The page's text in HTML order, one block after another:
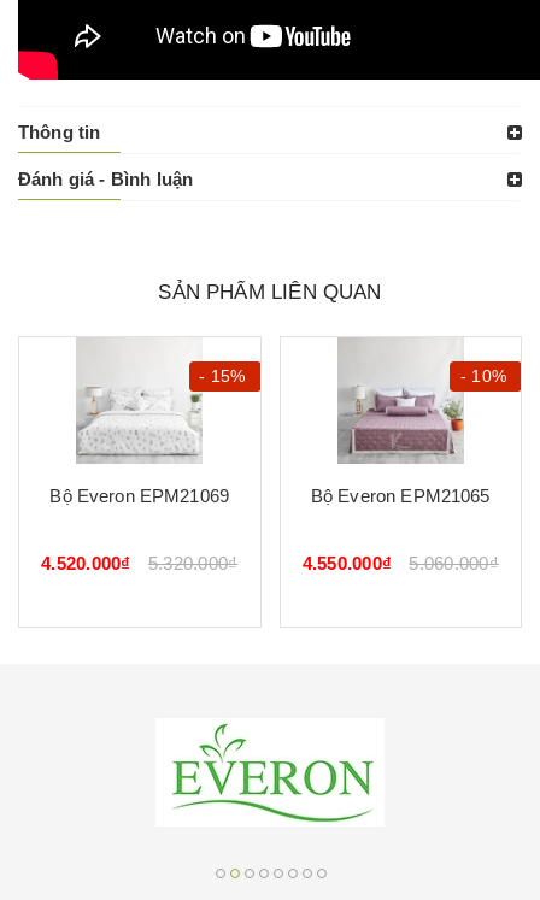
Thông tin
Đánh giá - Bình luận
SẢN PHẨM LIÊN QUAN
- 15%
Bộ Everon EPM21069
4.520.000₫ 5.320.000₫
- 10%
Bộ Everon EPM21065
4.550.000₫ 5.060.000₫